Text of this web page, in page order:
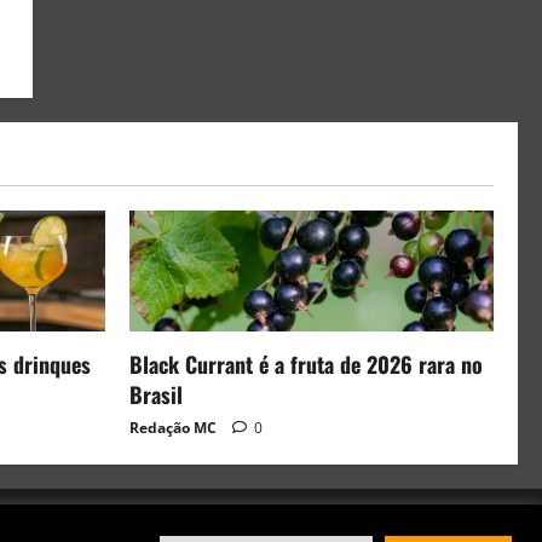
drinques
Black Currant é a fruta de 2026 rara no
Brasil
Redação MC 0